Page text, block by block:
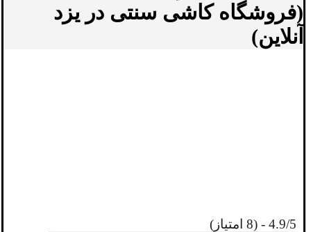
(فروشگاه کاشی سنتی در یزد
آنلاین)
4.9/5 - (8 امتیاز)